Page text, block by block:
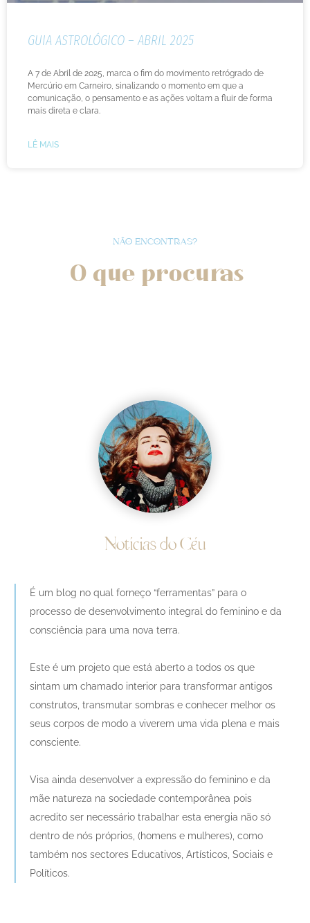
GUIA ASTROLÓGICO – ABRIL 2025
A 7 de Abril de 2025, marca o fim do movimento retrógrado de
Mercúrio em Carneiro, sinalizando o momento em que a
comunicação, o pensamento e as ações voltam a fluir de forma
mais direta e clara.
LÊ MAIS
NÃO ENCONTRAS?
O que procuras
Notícias do Céu
É um blog no qual forneço “ferramentas” para o
processo de desenvolvimento integral do feminino e da
consciência para uma nova terra.
Este é um projeto que está aberto a todos os que
sintam um chamado interior para transformar antigos
construtos, transmutar sombras e conhecer melhor os
seus corpos de modo a viverem uma vida plena e mais
consciente.
Visa ainda desenvolver a expressão do feminino e da
mãe natureza na sociedade contemporânea pois
acredito ser necessário trabalhar esta energia não só
dentro de nós próprios, (homens e mulheres), como
também nos sectores Educativos, Artísticos, Sociais e
Políticos.